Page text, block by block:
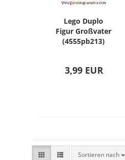
Lego Duplo
Figur Großvater
(4555pb213)
3,99 EUR
Sortieren nach